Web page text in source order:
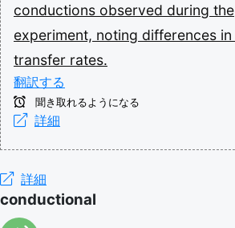
conductions observed during the
experiment, noting differences in
transfer rates.
翻訳する
聞き取れるようになる
詳細
詳細
conductional